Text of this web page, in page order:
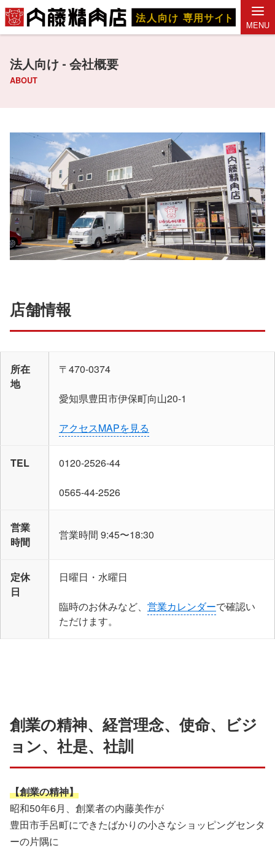
MENU
法人向け - 会社概要
ABOUT
店舗情報
所在
地
〒470-0374
愛知県豊田市伊保町向山20-1
アクセスMAPを見る
TEL 0120-2526-44
0565-44-2526
営業
時間
営業時間 9:45〜18:30
定休
日
日曜日・水曜日
臨時のお休みなど、 営業カレンダーで確認い
ただけます。
創業の精神、経営理念、使命、ビジ
ョン、社是、社訓
【創業の精神】
昭和50年6月、創業者の内藤美作が
豊田市手呂町にできたばかりの小さなショッピングセンタ
ーの片隅に